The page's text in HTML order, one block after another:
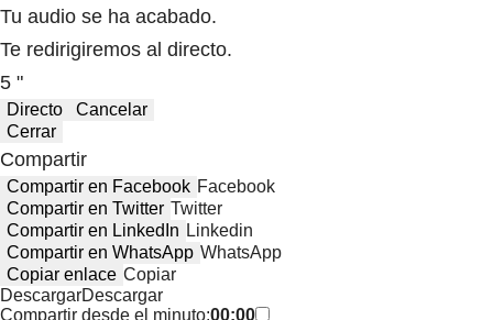
Tu audio se ha acabado.
Te redirigiremos al directo.
5 "
Directo
Cancelar
Cerrar
Compartir
Compartir en Facebook Facebook
Compartir en Twitter Twitter
Compartir en LinkedIn Linkedin
Compartir en WhatsApp WhatsApp
Copiar enlace Copiar
DescargarDescargar
Compartir desde el minuto:00:00